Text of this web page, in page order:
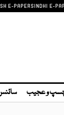
E-PAPERSINDHI E-
و عجیب